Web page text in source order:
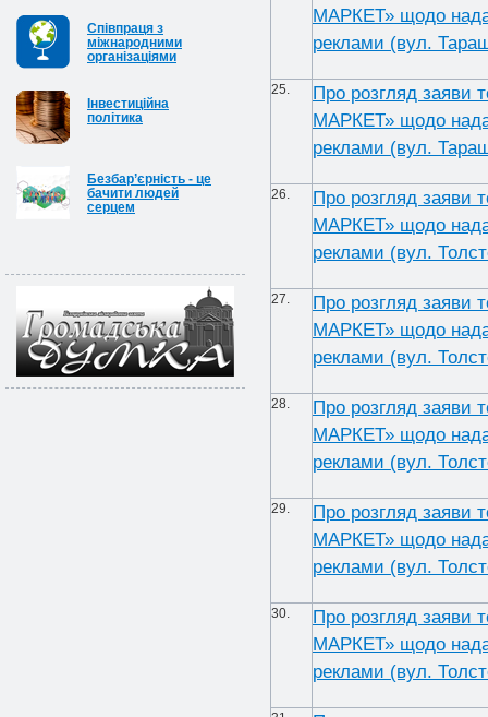
Співпраця з
міжнародними
організаціями
Інвестиційна
політика
Безбар’єрність - це
бачити людей
серцем
МАРКЕТ» щодо
реклами (вул.
25.
Про розгляд заяви
МАРКЕТ» щодо
реклами (вул.
26.
Про розгляд заяви
МАРКЕТ» щодо
реклами (вул.
27.
Про розгляд заяви
МАРКЕТ» щодо
реклами (вул.
28.
Про розгляд заяви
МАРКЕТ» щодо
реклами (вул.
29.
Про розгляд заяви
МАРКЕТ» щодо
реклами (вул.
30.
Про розгляд заяви
МАРКЕТ» щодо
реклами (вул.